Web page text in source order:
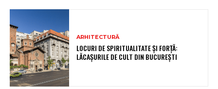
ARHITECTURĂ
LOCURI DE SPIRITUALITATE ȘI FORȚĂ:
LĂCAȘURILE DE CULT DIN BUCUREȘTI